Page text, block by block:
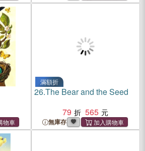
滿額折
26.The Bear and the Seed
79
565
無庫存